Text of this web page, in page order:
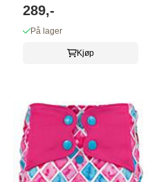
Size ?No Crush?
289,-
På lager
Kjøp